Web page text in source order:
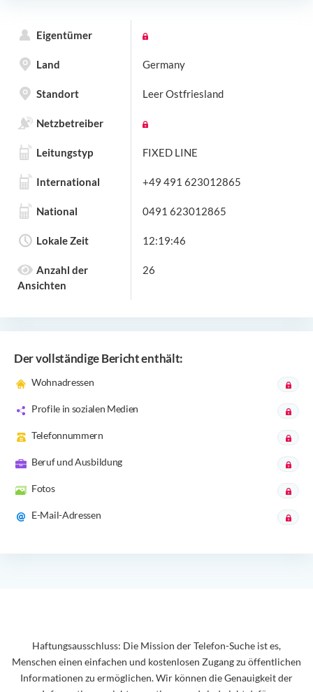
Eigentümer
Land Germany
Standort Leer Ostfriesland
Netzbetreiber
Leitungstyp FIXED LINE
International +49 491 623012865
National 0491 623012865
Lokale Zeit 12:19:46
Anzahl der
Ansichten
26
Der vollständige Bericht enthält:
Wohnadressen
Profile in sozialen Medien
Telefonnummern
Beruf und Ausbildung
Fotos
E-Mail-Adressen
Haftungsausschluss: Die Mission der Telefon-Suche ist es,
Menschen einen einfachen und kostenlosen Zugang zu öffentlichen
Informationen zu ermöglichen. Wir können die Genauigkeit der